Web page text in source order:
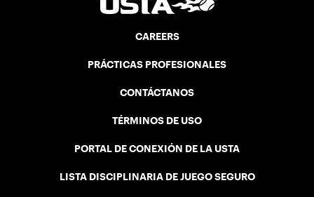
CAREERS
PRÁCTICAS PROFESIONALES
CONTÁCTANOS
TÉRMINOS DE USO
PORTAL DE CONEXIÓN DE LA USTA
LISTA DISCIPLINARIA DE JUEGO SEGURO